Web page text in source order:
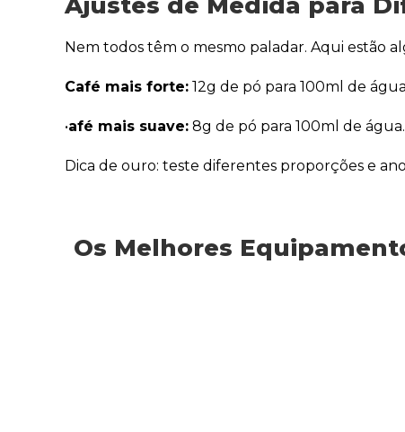
Nem todos têm o mesmo paladar. Aqui estão
Café mais forte: 12g de pó para 100ml de
•afé mais suave: 8g de pó para 100ml de água.
Dica de ouro: teste diferentes proporções e
Os Melhores